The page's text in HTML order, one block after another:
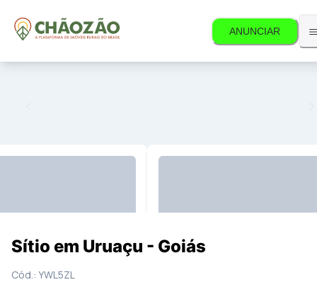
ANUNCIAR
Sítio em Uruaçu - Goiás
Cód.: YWL5ZL